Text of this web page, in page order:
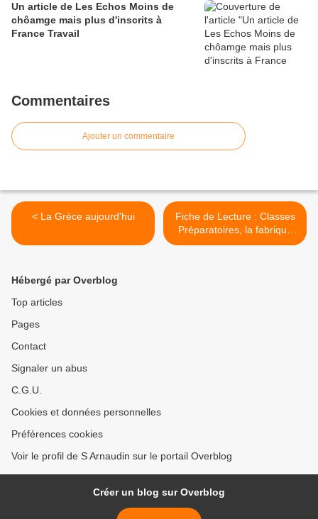
Un article de Les Echos Moins de
chôamge mais plus d'inscrits à
France Travail
Commentaires
Ajouter un commentaire
< La Grèce aujourd'hui
Fiche de Lecture : Classes
Préparatoires, la fabrique
d'une classe dominante >
Hébergé par Overblog
Top articles
Pages
Contact
Signaler un abus
C.G.U.
Cookies et données personnelles
Préférences cookies
Voir le profil de S Arnaudin sur le portail Overblog
Créer un blog sur Overblog